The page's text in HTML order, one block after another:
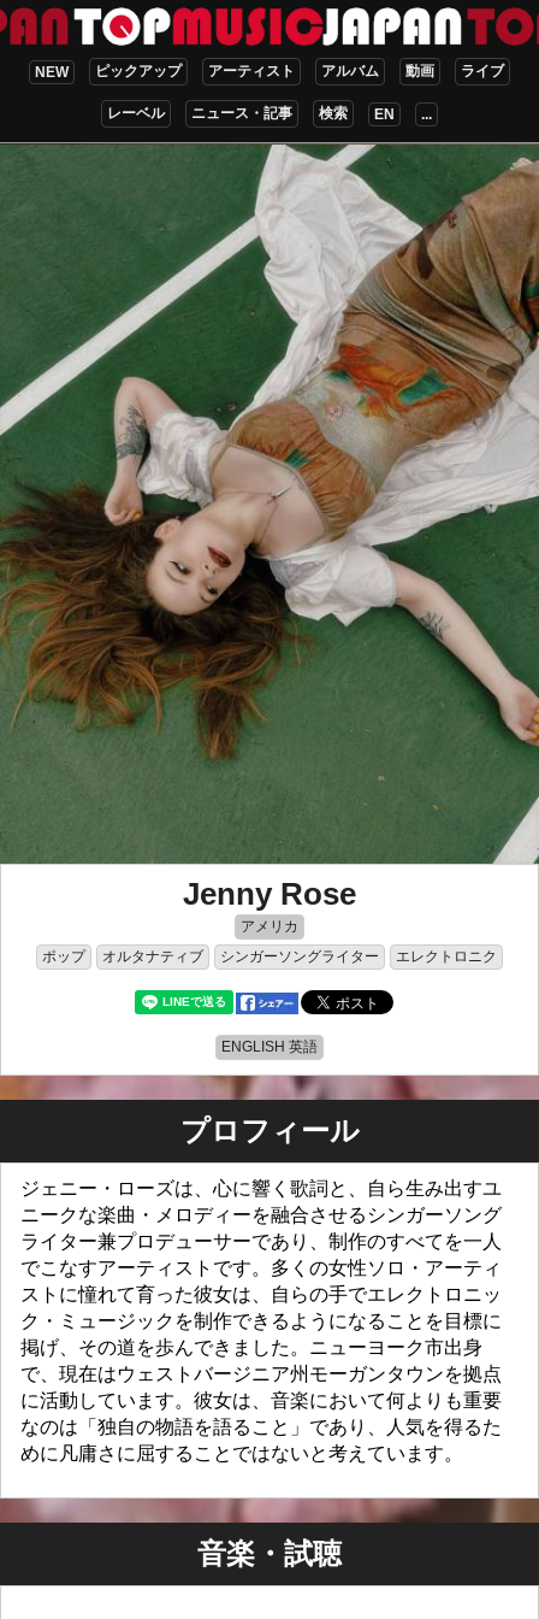
NEW ピックアップ アーティスト アルバム 動画 ライブ
レーベル ニュース・記事 検索 EN ...
Jenny Rose
アメリカ
ポップ
オルタナティブ シンガーソングライター エレクトロニク
ENGLISH 英語
プロフィール
ジェニー・ローズは、心に響く歌詞と、自ら生み出すユ
ニークな楽曲・メロディーを融合させるシンガーソング
ライター兼プロデューサーであり、制作のすべてを一人
でこなすアーティストです。多くの女性ソロ・アーティ
ストに憧れて育った彼女は、自らの手でエレクトロニッ
ク・ミュージックを制作できるようになることを目標に
掲げ、その道を歩んできました。ニューヨーク市出身
で、現在はウェストバージニア州モーガンタウンを拠点
に活動しています。彼女は、音楽において何よりも重要
なのは「独自の物語を語ること」であり、人気を得るた
めに凡庸さに屈することではないと考えています。
音楽・試聴